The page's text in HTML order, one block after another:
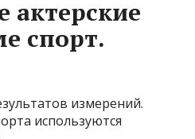
актерские
спорт.
измерений.
используются